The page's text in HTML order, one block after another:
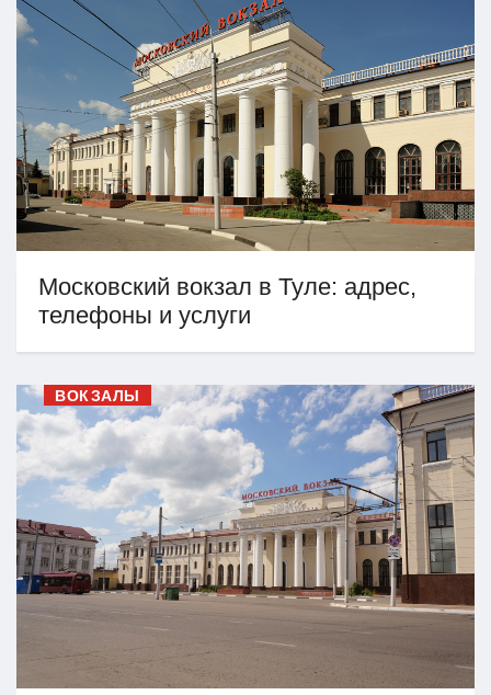
Московский вокзал в Туле: адрес,
телефоны и услуги
ВОКЗАЛЫ